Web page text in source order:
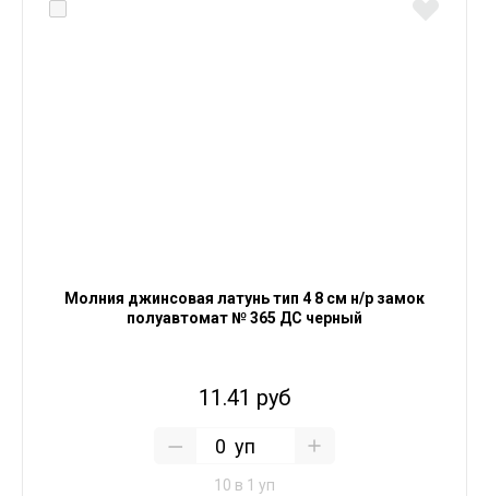
Молния джинсовая латунь тип 4 8 см н/р замок
полуавтомат № 365 ДС черный
11.41 руб
уп
10 в 1 уп